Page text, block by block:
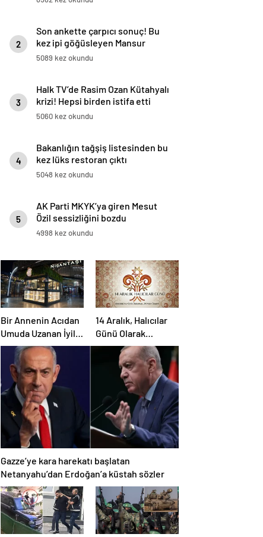
2
Son ankette çarpıcı sonuç! Bu
kez ipi göğüsleyen Mansur
Yavaş oldu
5089 kez okundu
3
Halk TV’de Rasim Ozan Kütahyalı
krizi! Hepsi birden istifa etti
5060 kez okundu
4
Bakanlığın tağşiş listesinden bu
kez lüks restoran çıktı
5048 kez okundu
5
AK Parti MKYK’ya giren Mesut
Özil sessizliğini bozdu
4998 kez okundu
Bir Annenin Acıdan
Umuda Uzanan İyilik
Yolculuğu
14 Aralık, Halıcılar
Günü Olarak
Sektöre
Kazandırılıyor
Gazze’ye kara harekatı başlatan
Netanyahu’dan Erdoğan’a küstah sözler